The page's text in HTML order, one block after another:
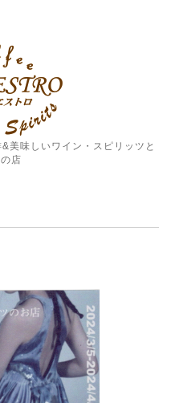
美味しいワイン・スピリッツと
店